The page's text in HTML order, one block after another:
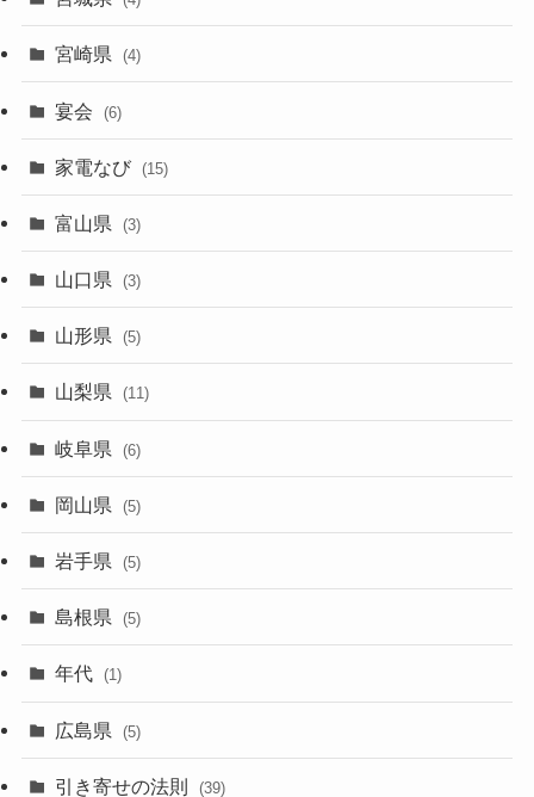
宮崎県 (4)
宴会 (6)
家電なび (15)
富山県 (3)
山口県 (3)
山形県 (5)
山梨県 (11)
岐阜県 (6)
岡山県 (5)
岩手県 (5)
島根県 (5)
年代 (1)
広島県 (5)
引き寄せの法則 (39)